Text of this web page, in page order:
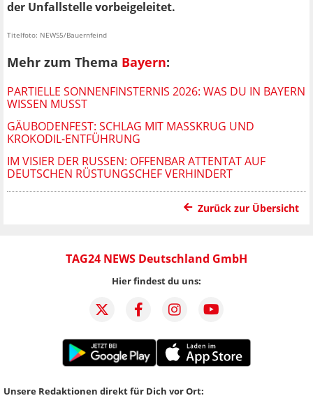
der Unfallstelle vorbeigeleitet.
Titelfoto: NEWS5/Bauernfeind
Mehr zum Thema Bayern:
PARTIELLE SONNENFINSTERNIS 2026: WAS DU IN BAYERN
WISSEN MUSST
GÄUBODENFEST: SCHLAG MIT MASSKRUG UND K
ROKODIL-ENTFÜHRUNG
IM VISIER DER RUSSEN: OFFENBAR ATTENTAT AUF
DEUTSCHEN RÜSTUNGSCHEF VERHINDERT
Zurück zur Übersicht
TAG24 NEWS Deutschland GmbH
Hier findest du uns:
Unsere Redaktionen direkt für Dich vor Ort: